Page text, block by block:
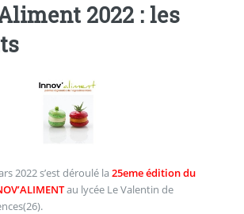
2022 : les
2022 s’est déroulé la 25eme édition du
au lycée Le Valentin de